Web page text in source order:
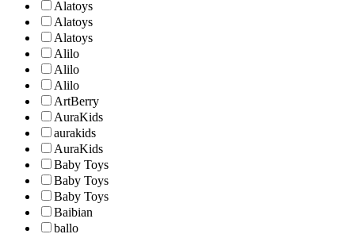
Alatoys
Alatoys
Alatoys
Alilo
Alilo
Alilo
ArtBerry
AuraKids
aurakids
AuraKids
Baby Toys
Baby Toys
Baby Toys
Baibian
ballo